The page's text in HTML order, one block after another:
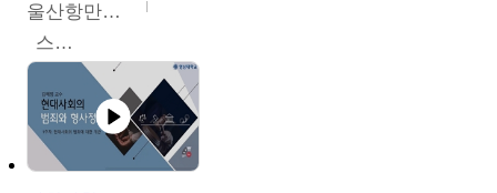
울산항만공사
스마트해상물류관리사 교육위원회